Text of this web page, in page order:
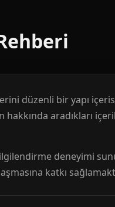
düzenli bir yapı
aradıkları
deneyimi
katkı